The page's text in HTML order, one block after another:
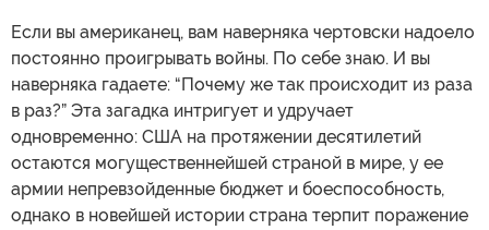
Если вы американец, вам наверняка чертовски надоело
постоянно проигрывать войны. По себе знаю. И вы
наверняка гадаете: “Почему же так происходит из раза
в раз?” Эта загадка интригует и удручает
одновременно: США на протяжении десятилетий
остаются могущественнейшей страной в мире, у ее
армии непревзойденные бюджет и боеспособность,
однако в новейшей истории страна терпит поражение